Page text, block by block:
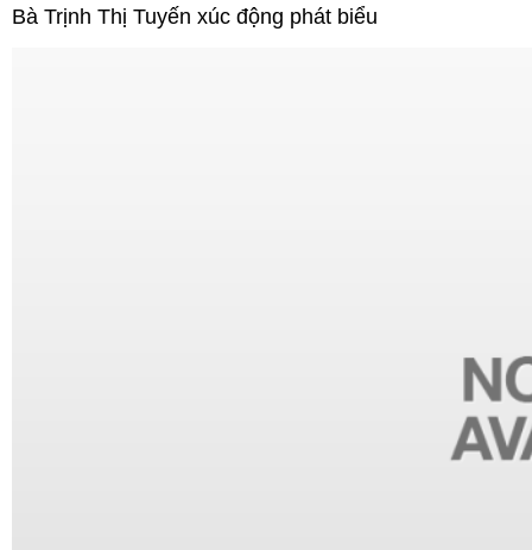
Bà Trịnh Thị Tuyến xúc động phát biểu